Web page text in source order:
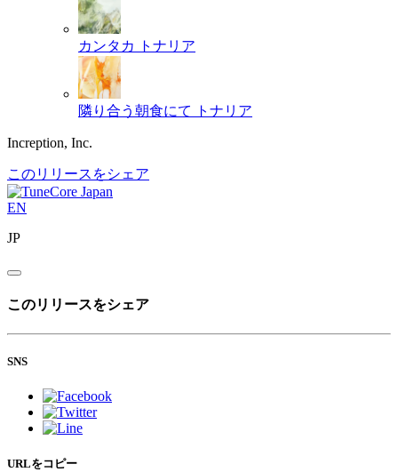
カンタカ トナリア
隣り合う朝食にて トナリア
Increption, Inc.
このリリースをシェア
EN
JP
このリリースをシェア
SNS
URLをコピー